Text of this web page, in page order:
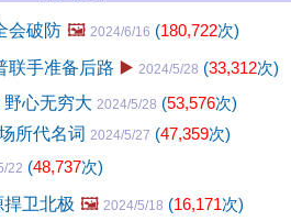
会破防 🖼️ 2024/6/16 (180,722次)
联手准备后路 ▶️ 2024/5/28 (33,312次)
心无穷大 2024/5/28 (53,576次)
所代名词 2024/5/27 (47,359次)
22 (48,737次)
卫北极 🖼️ 2024/5/18 (16,171次)